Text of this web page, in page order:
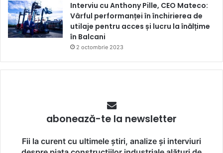
Interviu cu Anthony Pille, CEO Mateco:
Vârful performanței în închirierea de
utilaje pentru acces și lucru la înălțime
în Balcani
2 octombrie 2023
abonează-te la newsletter
Fii la curent cu ultimele știri, analize și interviuri